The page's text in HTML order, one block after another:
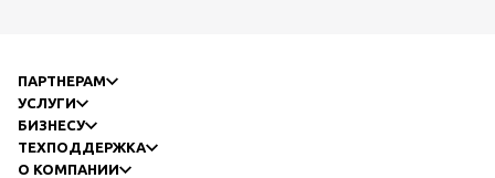
ПАРТНЕРАМ
УСЛУГИ
БИЗНЕСУ
ТЕХПОДДЕРЖКА
О КОМПАНИИ